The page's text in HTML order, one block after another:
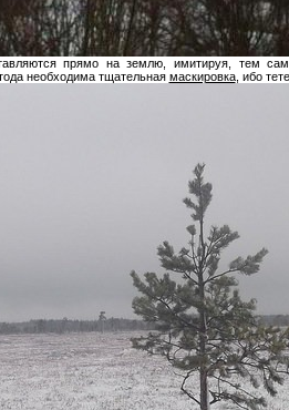
прямо на землю, имитируя, тем
необходима тщательная маскировка, ибо